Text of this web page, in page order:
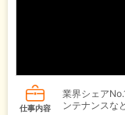
仕事内容
業界シェア
ンテナンスな